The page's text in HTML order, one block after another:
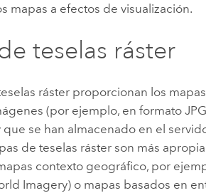
mapas a efectos de visualización.
teselas ráster
ráster proporcionan los
(por ejemplo, en formato
se han almacenado en el
de teselas ráster son más
contexto geográfico, por
Imagery) o mapas basados en